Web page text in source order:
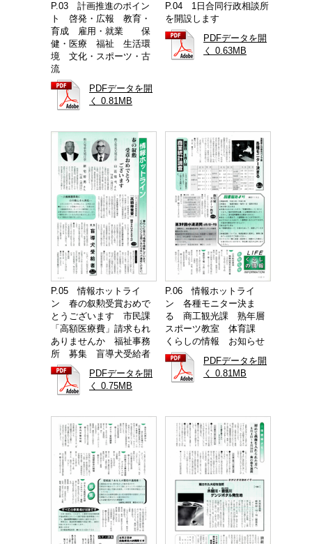
P.03 計画推進のポイン
ト 啓発・広報 教育・
育成 雇用・就業 保
健・医療 福祉 生活環
境 文化・スポーツ・古
流
PDFデータを開
く 0.81MB
P.04 1日合同行政相談所
を開設します
PDFデータを開
く 0.63MB
P.05 情報ホットライ
ン 春の叙勲受賞おめで
とうございます 市民課
「高額医療費」請求もれ
ありませんか 福祉事務
所 募集 盲導犬受給者
PDFデータを開
く 0.75MB
P.06 情報ホットライ
ン 各種モニター決ま
る 商工観光課 熟年層
スポーツ教室 体育課
くらしの情報 お知らせ
PDFデータを開
く 0.81MB